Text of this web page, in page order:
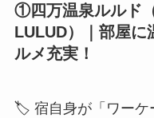
①四万温泉ルルド
LULUD）｜部屋に
ルメ充実！
🏷 宿自身が「ワーケ